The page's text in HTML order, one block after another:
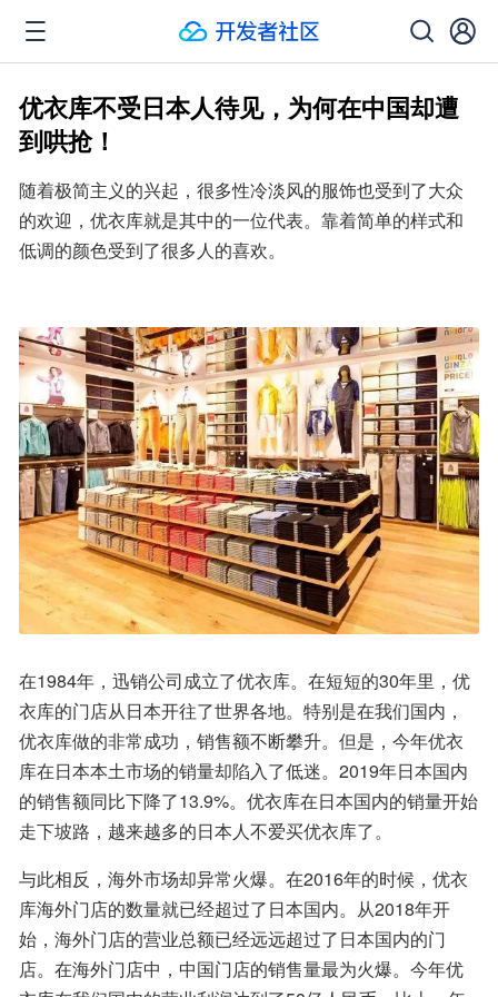
优衣库不受日本人待见，为何在中国却遭
到哄抢！
随着极简主义的兴起，很多性冷淡风的服饰也受到了大众
的欢迎，优衣库就是其中的一位代表。靠着简单的样式和
低调的颜色受到了很多人的喜欢。
在1984年，迅销公司成立了优衣库。在短短的30年里，优
衣库的门店从日本开往了世界各地。特别是在我们国内，
优衣库做的非常成功，销售额不断攀升。但是，今年优衣
库在日本本土市场的销量却陷入了低迷。2019年日本国内
的销售额同比下降了13.9%。优衣库在日本国内的销量开始
走下坡路，越来越多的日本人不爱买优衣库了。
与此相反，海外市场却异常火爆。在2016年的时候，优衣
库海外门店的数量就已经超过了日本国内。从2018年开
始，海外门店的营业总额已经远远超过了日本国内的门
店。在海外门店中，中国门店的销售量最为火爆。今年优